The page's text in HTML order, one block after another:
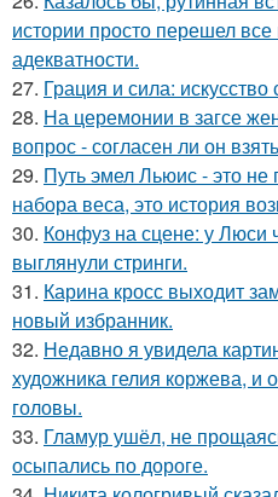
истории просто перешел
адекватности.
27. Грация и сила: искусство
28. На церемонии в загсе
вопрос - согласен ли он
29. Путь эмел Льюис - это не
набора веса, это история
30. Конфуз на сцене: у Люси
выглянули стринги.
31. Карина кросс выходит
новый избранник.
32. Недавно я увидела
художника гелия коржева, и
головы.
33. Гламур ушёл, не
осыпались по дороге.